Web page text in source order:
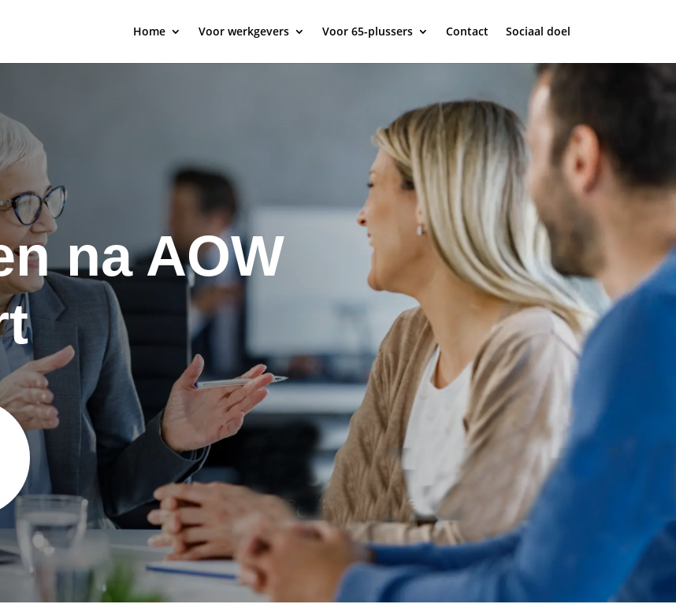
Home Voor werkgevers Voor 65-plussers Contact Sociaal doel
na AOW